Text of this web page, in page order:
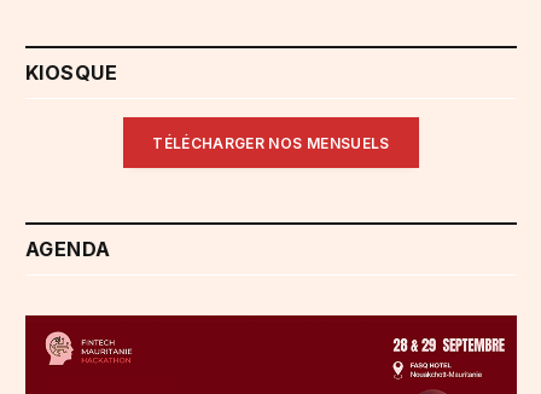
KIOSQUE
TÉLÉCHARGER NOS MENSUELS
AGENDA